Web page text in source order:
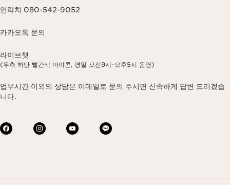
연락처 080-542-9052
카카오톡 문의
라이브챗
(우측 하단 빨간색 아이콘, 평일 오전9시~오후5시 운영)
업무시간 이외의 상담은 이메일로 문의 주시면 신속하게 답변 드리겠습
니다.